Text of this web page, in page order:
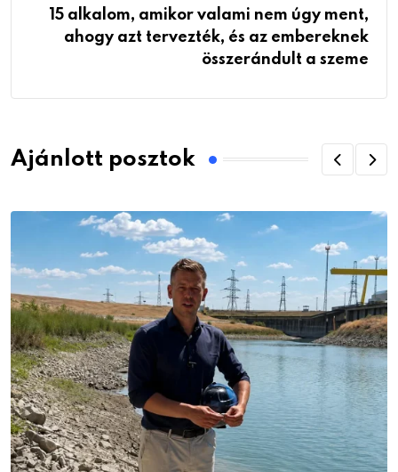
15 alkalom, amikor valami nem úgy ment,
ahogy azt tervezték, és az embereknek
összerándult a szeme
Ajánlott posztok